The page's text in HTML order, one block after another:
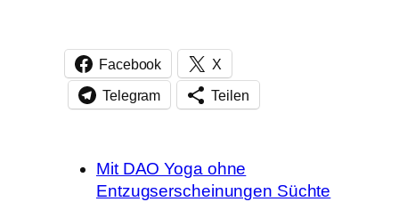
Facebook X
Telegram Teilen
Mit DAO Yoga ohne
Entzugserscheinungen Süchte